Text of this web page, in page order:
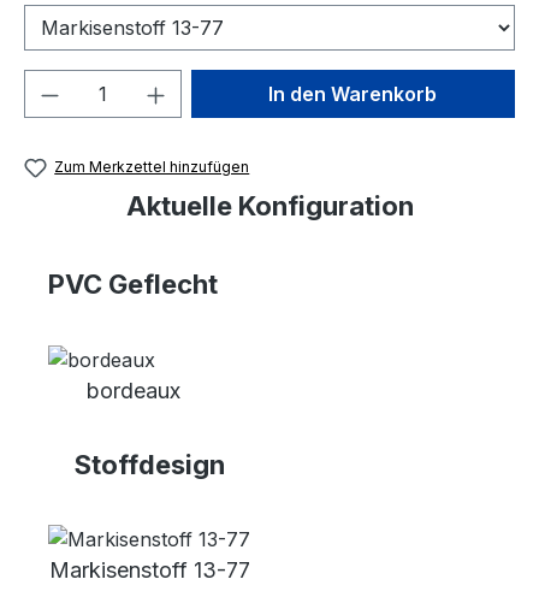
Produkt Anzahl: Gib denIn den Warenkorb
Zum Merkzettel hinzufügen
Aktuelle Konfiguration
PVC Geflecht
bordeaux
Stoffdesign
Markisenstoff 13-77